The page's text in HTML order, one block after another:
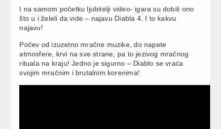
I na samom početku ljubitelji video- igara su dobili ono
što u i želeli da vide – najavu Diabla 4. I to kakvu
najavu!
Počev od izuzetno mračne muzike, do napete
atmosfere, krvi na sve strane, pa to jezivog mračnog
rituala na kraju! Jedno je sigurno – Diablo se vraća
svojim mračnim i brutalnim korenima!